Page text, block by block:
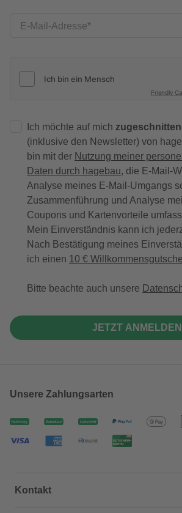
E-Mail-Adresse
Friendly
Ich möchte auf mich
(inklusive den Newsletter) von
bin mit der Nutzung meiner
Daten durch hagebau, die E-Mail-
Analyse meines E-Mail-Umgangs
Zusammenführung und Analyse
Coupons und Kartenvorteile
Mein Einverständnis kann ich
Nach Bestätigung meines
ich einen 10 €
Bitte beachte auch unsere
JETZT ANMELDEN
Unsere Zahlungsarten
Kontakt